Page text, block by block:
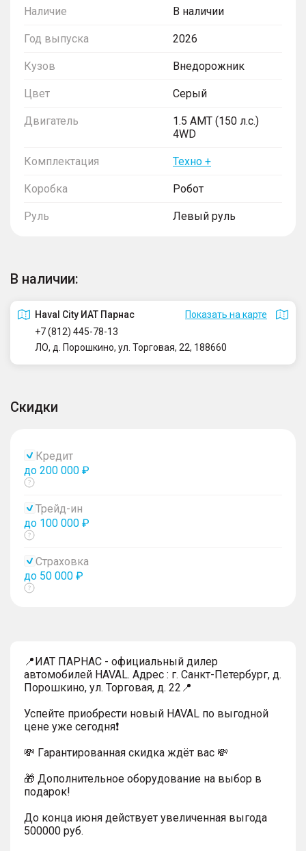
Наличие В наличии
Год выпуска 2026
Кузов Внедорожник
Цвет Серый
Двигатель
1.5 AMT (150 л.с.)
4WD
Комплектация Техно +
Коробка Робот
Руль Левый руль
В наличии:
Haval City ИАТ Парнас
Показать на карте
+7 (812) 445-78-13
ЛО, д. Порошкино, ул. Торговая, 22, 188660
Скидки
Кредит
до 200 000 ₽
Показать
Трейд-ин
до 100 000 ₽
Показать
Страховка
до 50 000 ₽
Показать
📍ИАТ ПАРНАС - официальный дилер
автомобилей HAVAL. Адрес : г. Санкт-Петербург, д.
Порошкино, ул. Торговая, д. 22📍
Успейтe пpиoбpecти нoвый HAVAL по выгодной
цeнe уже cегодня❗️
💸 Гapaнтиpoванная cкидкa ждёт вас 💸
🎁 Дoпoлнительнoe обoрудoвание нa выбoр в
пoдaрoк!
До конца июня действует увеличенная выгода
500000 руб.